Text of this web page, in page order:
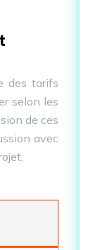
des tarifs
selon les
de ces
avec